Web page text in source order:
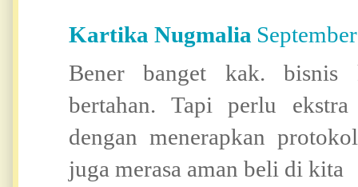
Kartika Nugmalia
Bener banget kak. bisnis
bertahan. Tapi perlu
dengan menerapkan
juga merasa aman beli di kita